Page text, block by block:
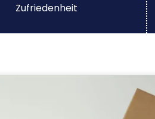
Zufriedenheit